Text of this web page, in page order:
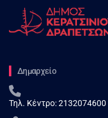
Δημαρχείο
Τηλ. Κέντρο:2132074600